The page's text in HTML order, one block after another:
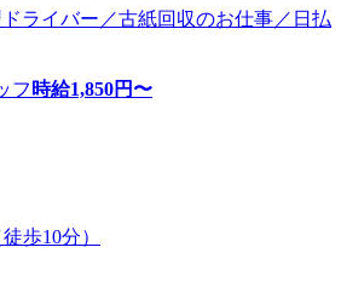
ライバー／古紙回収のお仕事／日払
フ 時給1,850円〜
歩10分）